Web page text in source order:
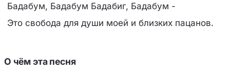
Бадабум, Бадабум Бадабиг, Бадабум -
Это свобода для души моей и близких пацанов.
О чём эта песня